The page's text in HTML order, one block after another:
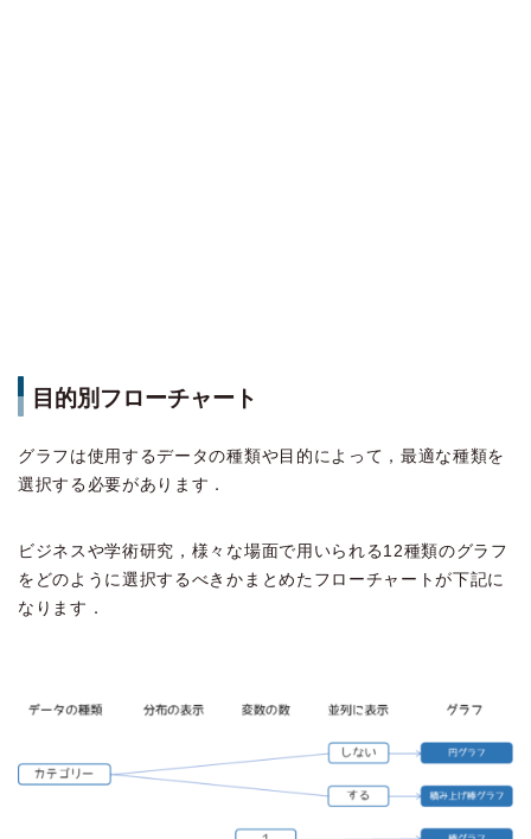
目的別フローチャート
グラフは使用するデータの種類や目的によって，最適な種類を
選択する必要があります．
ビジネスや学術研究，様々な場面で用いられる12種類のグラフ
をどのように選択するべきかまとめたフローチャートが下記に
なります．